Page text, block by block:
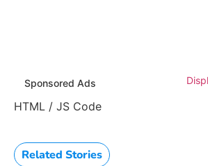
Sponsored Ads
HTML / JS Code
Related Stories